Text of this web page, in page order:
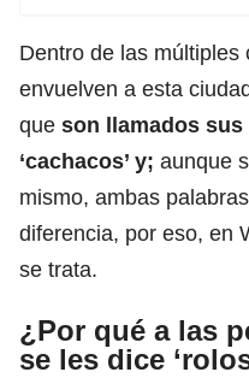
Dentro de las múltiples
envuelven a esta
que son llamados sus
‘cachacos’ y; aunque
mismo, ambas
diferencia, por eso, en
se trata.
¿Por qué a las
se les dice